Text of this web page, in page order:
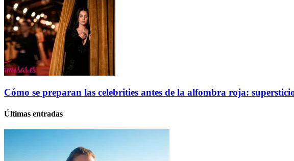
Cómo se preparan las celebrities antes de la alfombra roja:
Últimas entradas